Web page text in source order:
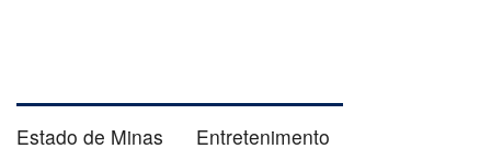
Estado de Minas Entretenimento